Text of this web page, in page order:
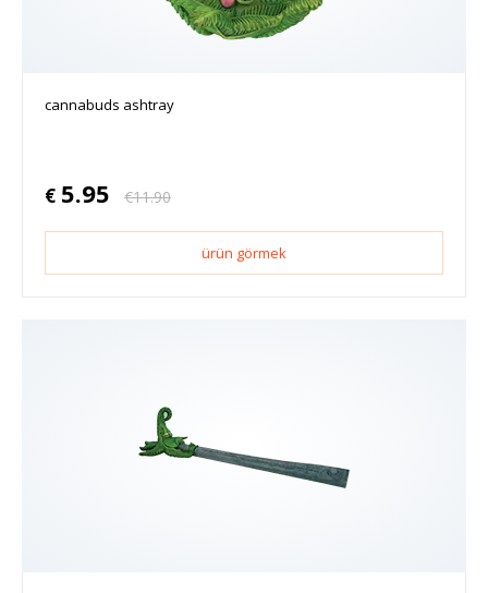
cannabuds ashtray
€ 5.95 €11.90
ürün görmek